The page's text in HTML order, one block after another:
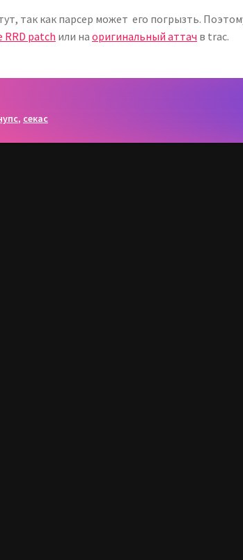
так как парсер может его погрызть.
RRD patch или наоригинальный аттач в trac.
, секас